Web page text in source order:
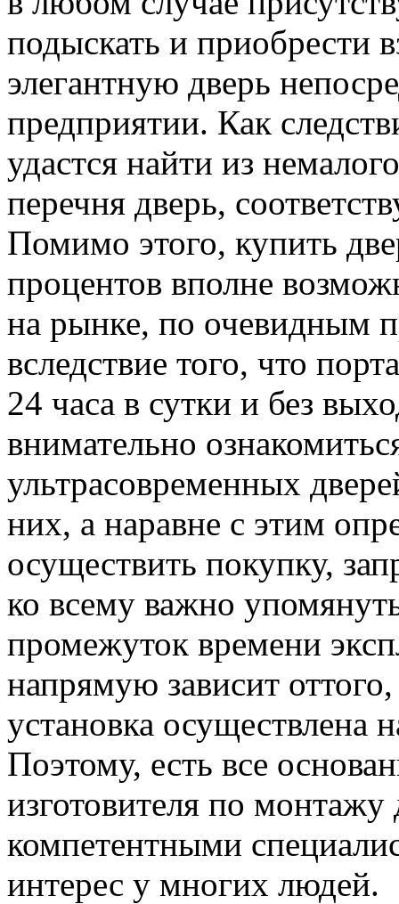
подыскать и приобрести
элегантную дверь
предприятии. Как
удастся найти из
перечня дверь,
Помимо этого, купить
процентов вполне
на рынке, по очевидным
вследствие того, что
24 часа в сутки и без
внимательно
ультрасовременных
них, а наравне с этим
осуществить покупку,
ко всему важно
промежуток времени
напрямую зависит
установка осуществлена
Поэтому, есть все
изготовителя по
компетентными
интерес у многих людей.